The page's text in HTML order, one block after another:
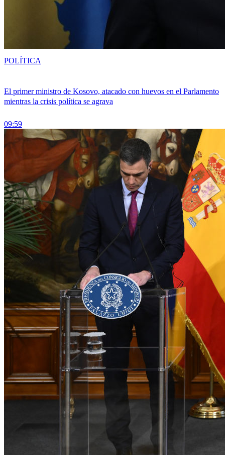
El primer ministro de Kosovo, atacado con huevos en el Parlamento
mientras la crisis política se agrava
09:59
POLÍTICA